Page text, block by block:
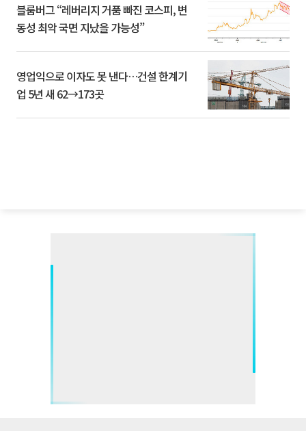
블룸버그 “레버리지 거품 빠진 코스피, 변
동성 최악 국면 지났을 가능성”
영업익으로 이자도 못 낸다…건설 한계기
업 5년 새 62→173곳